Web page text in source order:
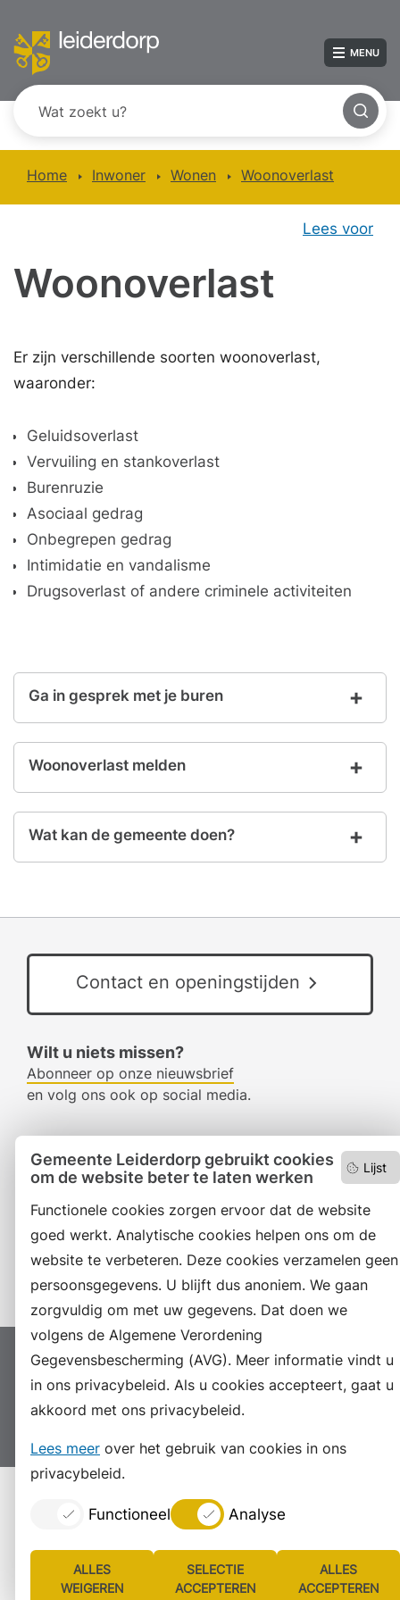
Lijst
Gemeente Leiderdorp gebruikt cookies
om de website beter te laten werken
Functionele cookies zorgen ervoor dat de website
goed werkt. Analytische cookies helpen ons om de
website te verbeteren. Deze cookies verzamelen geen
persoonsgegevens. U blijft dus anoniem. We gaan
zorgvuldig om met uw gegevens. Dat doen we
volgens de Algemene Verordening
Gegevensbescherming (AVG). Meer informatie vindt u
in ons privacybeleid. Als u cookies accepteert, gaat u
akkoord met ons privacybeleid.
Lees meer over het gebruik van cookies in ons
privacybeleid.
Functioneel Analyse
ALLES
WEIGEREN
SELECTIE
ACCEPTEREN
ALLES
ACCEPTEREN
MENU
Home Inwoner Wonen Woonoverlast
Lees voor
Woonoverlast
Er zijn verschillende soorten woonoverlast,
waaronder:
Geluidsoverlast
Vervuiling en stankoverlast
Burenruzie
Asociaal gedrag
Onbegrepen gedrag
Intimidatie en vandalisme
Drugsoverlast of andere criminele activiteiten
Ga in gesprek met je buren
Woonoverlast melden
Wat kan de gemeente doen?
Contact en openingstijden
Wilt u niets missen?
Abonneer op onze nieuwsbrief
en volg ons ook op social media.
Facebook
LinkedIn
Instagram
Proclaimer Colofon
Toegankelijkheid
Sitemap
Privacyverklaring
Servicenormen